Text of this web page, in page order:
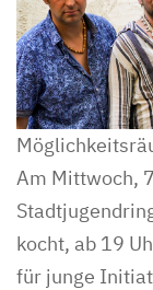
Am Mittwoch,
kocht, ab 19
für junge